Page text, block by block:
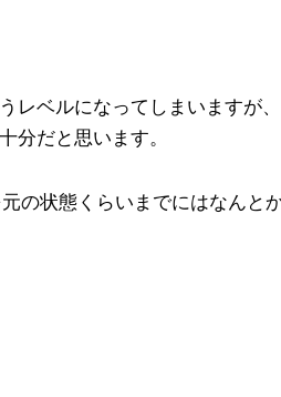
レベルになってしまいますが、
分だと思います。
の状態くらいまでにはなんと